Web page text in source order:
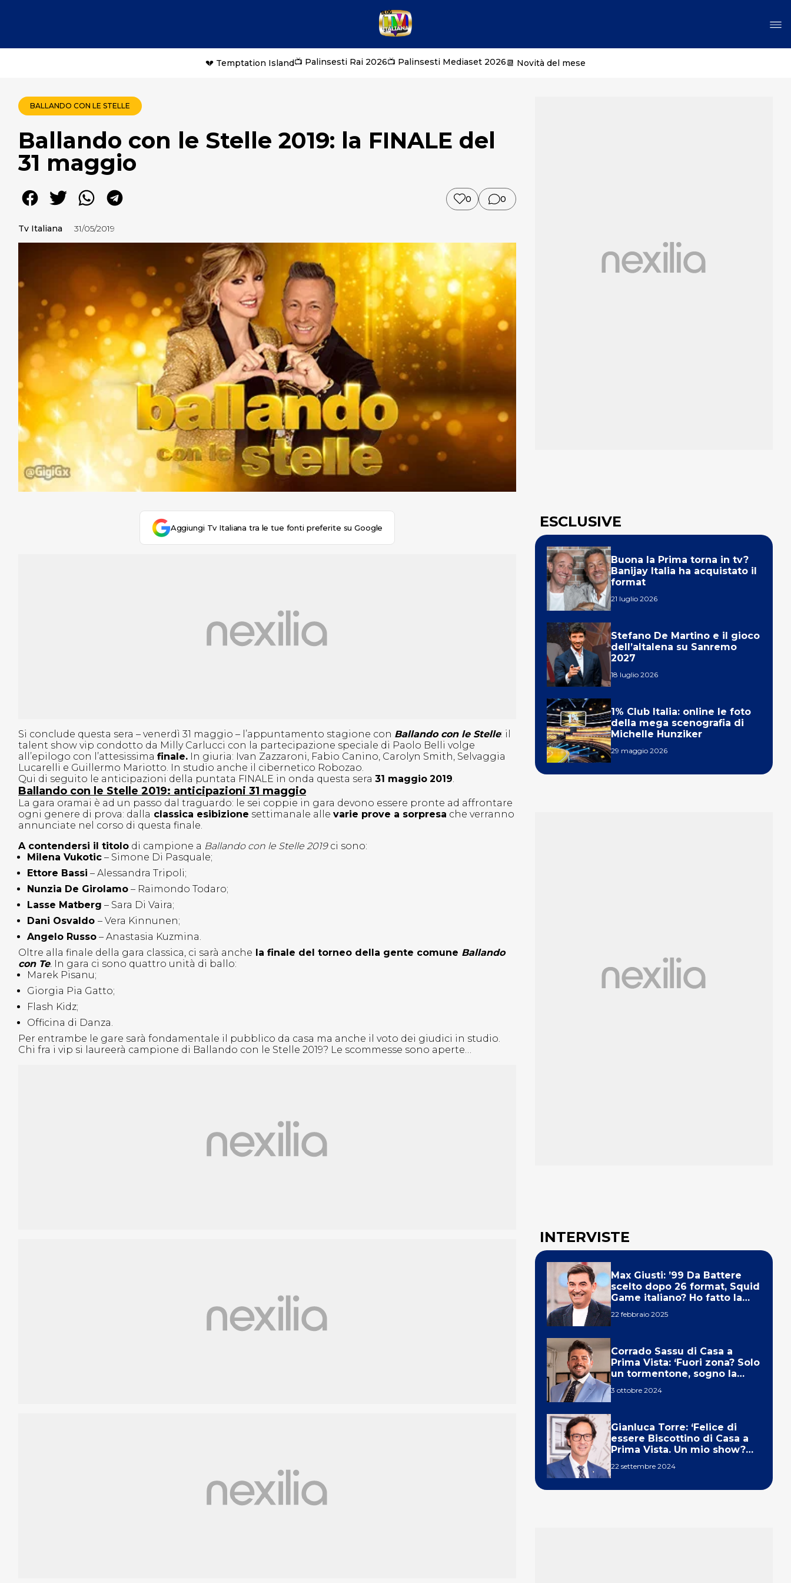
💔 Temptation Island📺 Palinsesti Rai 2026📺 Palinsesti Mediaset 2026📆 Novità del mese
BALLANDO CON LE STELLE
Ballando con le Stelle 2019: la FINALE del
31 maggio
0 0
Tv Italiana 31/05/2019
Aggiungi Tv Italiana tra le tue fonti preferite su Google
Si conclude questa sera – venerdì 31 maggio – l’appuntamento stagione con Ballando con le Stelle: il
talent show vip condotto da Milly Carlucci con la partecipazione speciale di Paolo Belli volge
all’epilogo con l’attesissima finale. In giuria: Ivan Zazzaroni, Fabio Canino, Carolyn Smith, Selvaggia
Lucarelli e Guillermo Mariotto. In studio anche il cibernetico Robozao.
Qui di seguito le anticipazioni della puntata FINALE in onda questa sera 31 maggio 2019.
Ballando con le Stelle 2019: anticipazioni 31 maggio
La gara oramai è ad un passo dal traguardo: le sei coppie in gara devono essere pronte ad affrontare
ogni genere di prova: dalla classica esibizione settimanale alle varie prove a sorpresa che verranno
annunciate nel corso di questa finale.
A contendersi il titolo di campione a Ballando con le Stelle 2019ci sono:
Milena Vukotic – Simone Di Pasquale;
Ettore Bassi – Alessandra Tripoli;
Nunzia De Girolamo – Raimondo Todaro;
Lasse Matberg – Sara Di Vaira;
Dani Osvaldo – Vera Kinnunen;
Angelo Russo – Anastasia Kuzmina.
Oltre alla finale della gara classica, ci sarà anche la finale del torneo della gente comune Ballando
con Te. In gara ci sono quattro unità di ballo:
Marek Pisanu;
Giorgia Pia Gatto;
Flash Kidz;
Officina di Danza.
Per entrambe le gare sarà fondamentale il pubblico da casa ma anche il voto dei giudici in studio.
Chi fra i vip si laureerà campione di Ballando con le Stelle 2019? Le scommesse sono aperte…
ESCLUSIVE
Buona la Prima torna in tv?
Banijay Italia ha acquistato il
format
21 luglio 2026
Stefano De Martino e il gioco
dell’altalena su Sanremo
2027
18 luglio 2026
1% Club Italia: online le foto
della mega scenografia di
Michelle Hunziker
29 maggio 2026
INTERVISTE
Max Giusti: ’99 Da Battere
scelto dopo 26 format, Squid
Game italiano? Ho fatto la
22 febbraio 2025
Corrado Sassu di Casa a
Prima Vista: ‘Fuori zona? Solo
un tormentone, sogno la
3 ottobre 2024
Gianluca Torre: ‘Felice di
essere Biscottino di Casa a
Prima Vista. Un mio show?
22 settembre 2024